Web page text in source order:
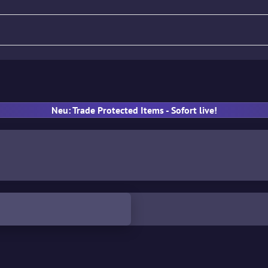
Neu: Trade Protected Items - Sofort live!